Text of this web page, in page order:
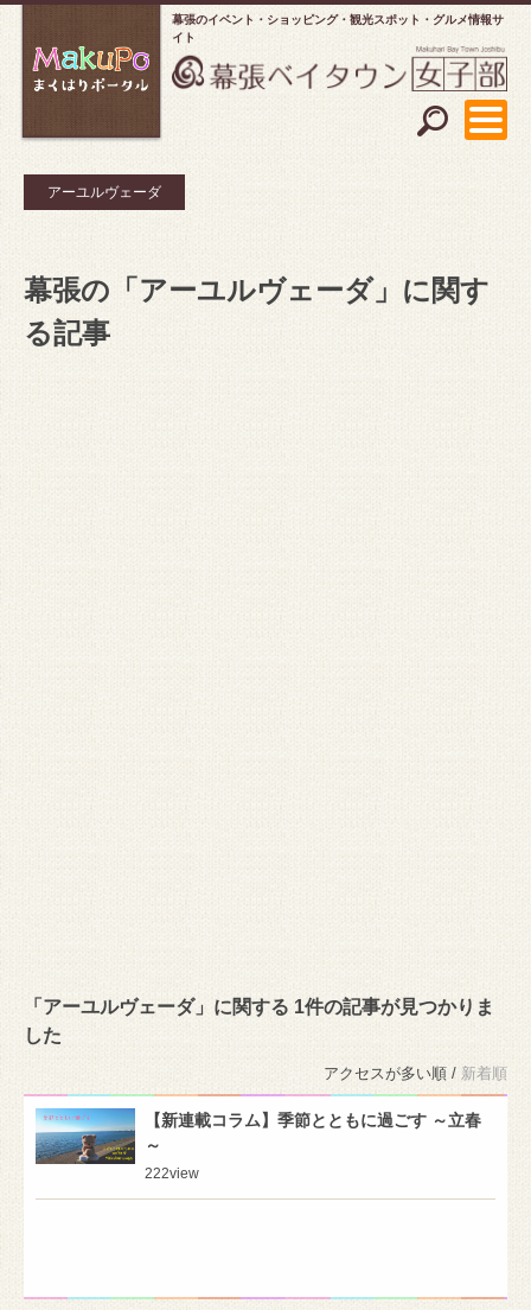
幕張のイベント・ショッピング
観光スポット・グルメ情報サ
イト
アーユルヴェーダ
幕張の「アーユルヴェーダ」に関す
る記事
「アーユルヴェーダ」に関する 1件の記事が見つかりま
した
アクセスが多い順 / 新着順
【新連載コラム】季節とともに過ごす ～立春
～
222view